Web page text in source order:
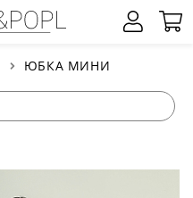
ЮБКА МИНИ